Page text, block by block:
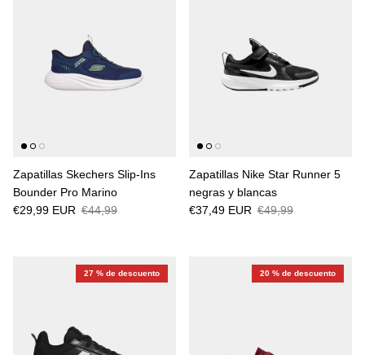
Zapatillas Skechers Slip-Ins
Bounder Pro Marino
€29,99 EUR €44,99
Zapatillas Nike Star Runner 5
negras y blancas
€37,49 EUR €49,99
27 % de descuento 20 % de descuento